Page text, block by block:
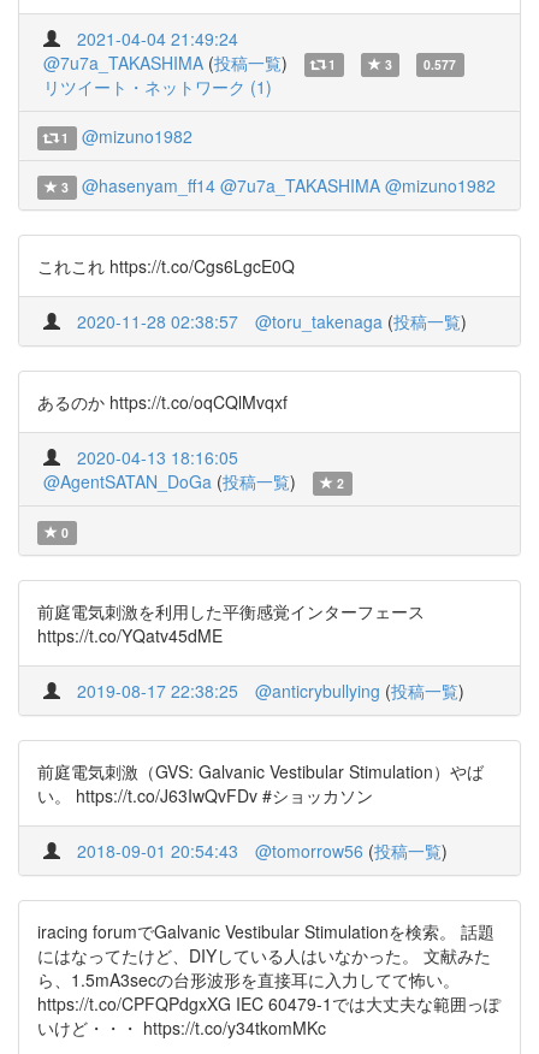
2021-04-04 21:49:24
@7u7a_TAKASHIMA (投稿一覧) 1 3 0.577
リツイート・ネットワーク (1)
1 @mizuno1982
3 @hasenyam_ff14 @7u7a_TAKASHIMA @mizuno1982
これこれ https://t.co/Cgs6LgcE0Q
2020-11-28 02:38:57 @toru_takenaga (投稿一覧)
あるのか https://t.co/oqCQlMvqxf
2020-04-13 18:16:05
@AgentSATAN_DoGa (投稿一覧) 2
0
前庭電気刺激を利用した平衡感覚インターフェース
https://t.co/YQatv45dME
2019-08-17 22:38:25 @anticrybullying (投稿一覧)
前庭電気刺激（GVS: Galvanic Vestibular Stimulation）やば
い。 https://t.co/J63IwQvFDv #ショッカソン
2018-09-01 20:54:43 @tomorrow56 (投稿一覧)
iracing forumでGalvanic Vestibular Stimulationを検索。 話題
にはなってたけど、DIYしている人はいなかった。 文献みた
ら、1.5mA3secの台形波形を直接耳に入力してて怖い。
https://t.co/CPFQPdgxXG IEC 60479-1では大丈夫な範囲っぽ
いけど・・・ https://t.co/y34tkomMKc